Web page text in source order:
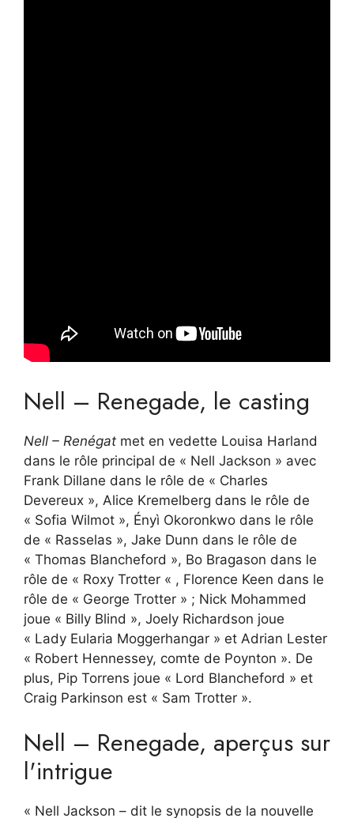
Nell – Renegade, le casting
Nell – Renégat met en vedette Louisa Harland
dans le rôle principal de « Nell Jackson » avec
Frank Dillane dans le rôle de « Charles
Devereux », Alice Kremelberg dans le rôle de
« Sofia Wilmot », Ényì Okoronkwo dans le rôle
de « Rasselas », Jake Dunn dans le rôle de
« Thomas Blancheford », Bo Bragason dans le
rôle de « Roxy Trotter « , Florence Keen dans le
rôle de « George Trotter » ; Nick Mohammed
joue « Billy Blind », Joely Richardson joue
« Lady Eularia Moggerhangar » et Adrian Lester
« Robert Hennessey, comte de Poynton ». De
plus, Pip Torrens joue « Lord Blancheford » et
Craig Parkinson est « Sam Trotter ».
Nell – Renegade, aperçus sur
l'intrigue
« Nell Jackson – dit le synopsis de la nouvelle